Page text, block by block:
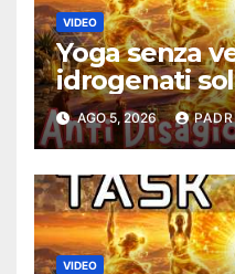
VIDEO
Yoga senza
idrogenati
Antidisagio
AGO 5, 2026
VIDEO